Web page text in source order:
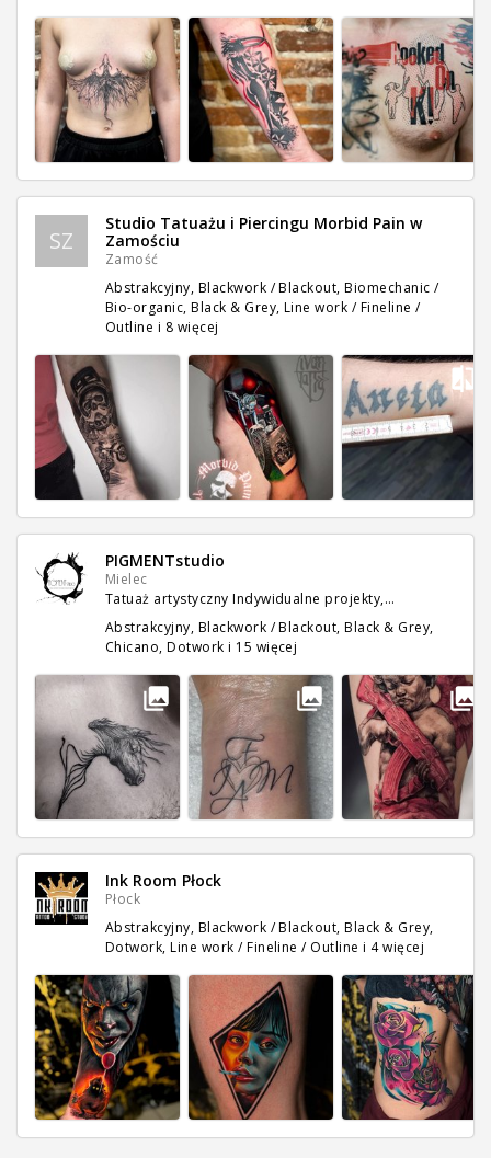
SZ
Studio Tatuażu i Piercingu Morbid Pain w
Zamościu
Zamość
Abstrakcyjny, Blackwork / Blackout, Biomechanic /
Bio-organic, Black & Grey, Line work / Fineline /
Outline i 8 więcej
PIGMENTstudio
Mielec
Tatuaż artystyczny Indywidualne projekty,…
Abstrakcyjny, Blackwork / Blackout, Black & Grey,
Chicano, Dotwork i 15 więcej
Ink Room Płock
Płock
Abstrakcyjny, Blackwork / Blackout, Black & Grey,
Dotwork, Line work / Fineline / Outline i 4 więcej